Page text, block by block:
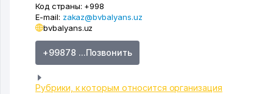
Код страны: +998
E-mail: zakaz@bvbalyans.uz
bvbalyans.uz
+99878 ...Позвонить
Рубрики, к которым относится организация